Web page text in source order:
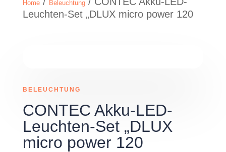
Home Beleuchtung
Leuchten-Set „DLUX micro power 120
BELEUCHTUNG
CONTEC Akku-LED-
Leuchten-Set „DLUX
micro power 120